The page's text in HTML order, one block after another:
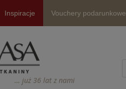
Inspiracje Vouchery podarunkowe
… już 36 lat z nami